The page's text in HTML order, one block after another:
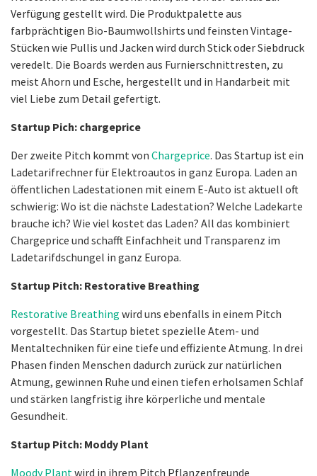
Verfügung gestellt wird. Die Produktpalette aus
farbprächtigen Bio-Baumwollshirts und feinsten Vintage-
Stücken wie Pullis und Jacken wird durch Stick oder Siebdruck
veredelt. Die Boards werden aus Furnierschnittresten, zu
meist Ahorn und Esche, hergestellt und in Handarbeit mit
viel Liebe zum Detail gefertigt.
Startup Pich: chargeprice
Der zweite Pitch kommt von Chargeprice. Das Startup ist ein
Ladetarifrechner für Elektroautos in ganz Europa. Laden an
öffentlichen Ladestationen mit einem E-Auto ist aktuell oft
schwierig: Wo ist die nächste Ladestation? Welche Ladekarte
brauche ich? Wie viel kostet das Laden? All das kombiniert
Chargeprice und schafft Einfachheit und Transparenz im
Ladetarifdschungel in ganz Europa.
Startup Pitch: Restorative Breathing
Restorative Breathing wird uns ebenfalls in einem Pitch
vorgestellt. Das Startup bietet spezielle Atem- und
Mentaltechniken für eine tiefe und effiziente Atmung. In drei
Phasen finden Menschen dadurch zurück zur natürlichen
Atmung, gewinnen Ruhe und einen tiefen erholsamen Schlaf
und stärken langfristig ihre körperliche und mentale
Gesundheit.
Startup Pitch: Moddy Plant
Moody Plant wird in ihrem Pitch Pflanzenfreunde